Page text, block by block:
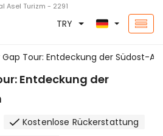
Asel Turizm - 2291
TRY
Gap Tour: Entdeckung der Südost-
Entdeckung der
Kostenlose Rückerstattung